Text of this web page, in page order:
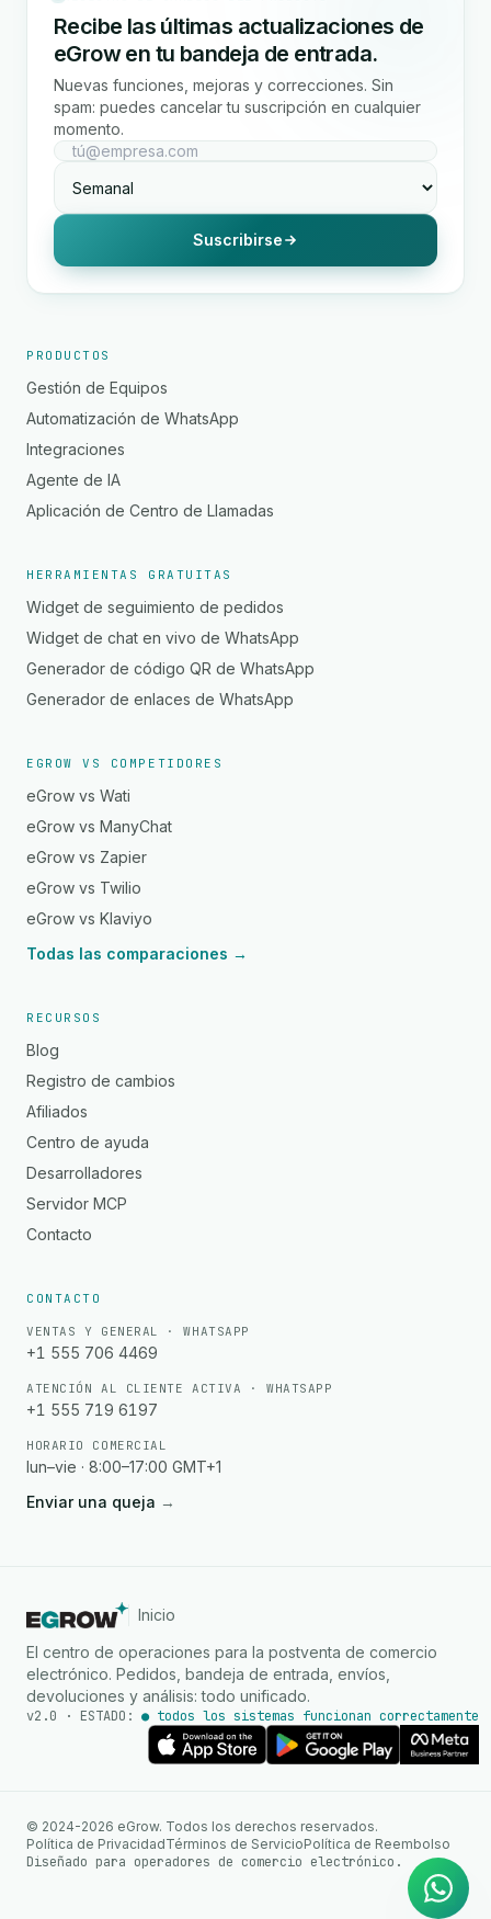
Recibe las últimas actualizaciones de
eGrow en tu bandeja de entrada.
Nuevas funciones, mejoras y correcciones. Sin
spam: puedes cancelar tu suscripción en cualquier
momento.
Suscribirse
PRODUCTOS
Gestión de Equipos
Automatización de WhatsApp
Integraciones
Agente de IA
Aplicación de Centro de Llamadas
HERRAMIENTAS GRATUITAS
Widget de seguimiento de pedidos
Widget de chat en vivo de WhatsApp
Generador de código QR de WhatsApp
Generador de enlaces de WhatsApp
EGROW VS COMPETIDORES
eGrow vs Wati
eGrow vs ManyChat
eGrow vs Zapier
eGrow vs Twilio
eGrow vs Klaviyo
Todas las comparaciones →
RECURSOS
Blog
Registro de cambios
Afiliados
Centro de ayuda
Desarrolladores
Servidor MCP
Contacto
CONTACTO
VENTAS Y GENERAL · WHATSAPP
+1 555 706 4469
ATENCIÓN AL CLIENTE ACTIVA · WHATSAPP
+1 555 719 6197
HORARIO COMERCIAL
lun–vie · 8:00–17:00 GMT+1
Enviar una queja →
Inicio
El centro de operaciones para la postventa de comercio
electrónico. Pedidos, bandeja de entrada, envíos,
devoluciones y análisis: todo unificado.
v2.0 · ESTADO:● todos los sistemas funcionan
© 2024-2026 eGrow. Todos los derechos reservados.
Política de PrivacidadTérminos de ServicioPolítica de Reembolso
Diseñado para operadores de comercio electrónico.
WhatsApp